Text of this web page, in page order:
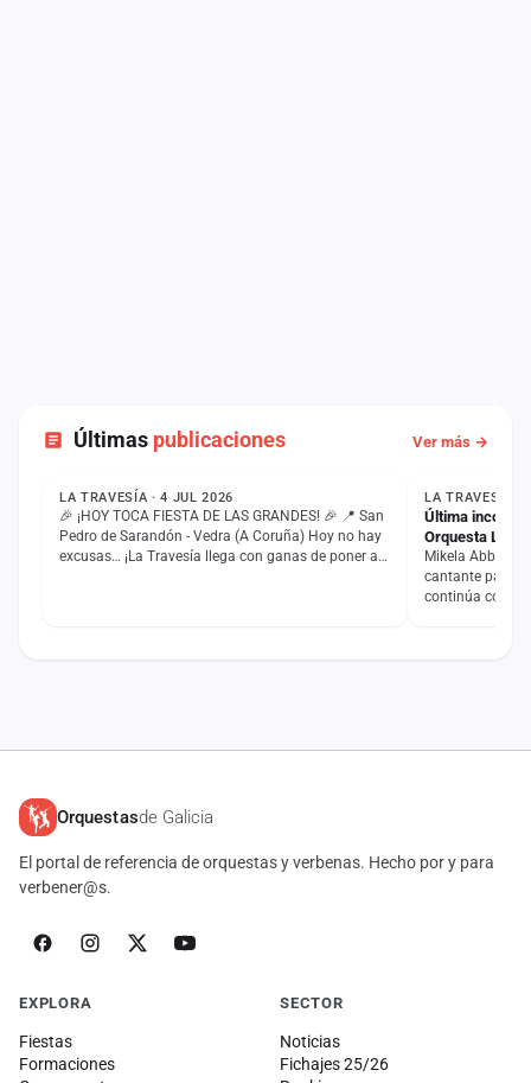
Últimas publicaciones Ver más →
ESTADO
LA TRAVESÍA · 4 JUL 2026
🎉 ¡HOY TOCA FIESTA DE LAS GRANDES! 🎉 📍 San
Pedro de Sarandón - Vedra (A Coruña) Hoy no hay
excusas… ¡La Travesía llega con ganas de poner a
NOTICIA
LA TRAVESÍA ·
Última
Orquesta La
Mikela Abbatini
cantante para
continúa
Orquestasde Galicia
El portal de referencia de orquestas y verbenas. Hecho por y para
verbener@s.
EXPLORA
Fiestas
Formaciones
SECTOR
Noticias
Fichajes 25/26